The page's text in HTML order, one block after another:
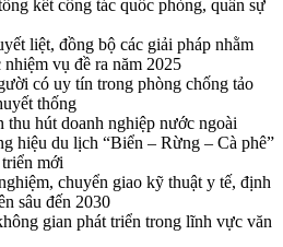
kết công tác quốc phòng, quân sự
liệt, đồng bộ các giải pháp nhằm
vụ đề ra năm 2025
có uy tín trong phòng chống tảo
thống
thu hút doanh nghiệp nước ngoài
hiệu du lịch “Biển – Rừng – Cà phê”
mới
chuyển giao kỹ thuật y tế, định
sâu đến 2030
gian phát triển trong lĩnh vực văn